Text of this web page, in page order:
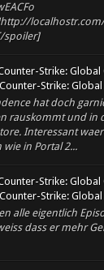
spoiler]
Strike:
Counter-Strike:
hat doch
rauskommt und in
Interessant
wie in Portal 2...
Strike:
Counter-Strike:
alle eigentlich
dass er mehr